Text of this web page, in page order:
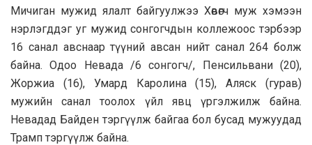
Мичиган мужид ялалт байгуулжээ Хөвөгч муж хэмээн
нэрлэгддэг уг мужид сонгогчдын коллежоос тэрбээр
16 санал авснаар түүний авсан нийт санал 264 болж
байна. Одоо Невада /6 сонгогч/, Пенсильвани (20),
Жоржиа (16), Умард Каролина (15), Аляск (гурав)
мужийн санал тоолох үйл явц үргэлжилж байна.
Невадад Байден тэргүүлж байгаа бол бусад мужуудад
Трамп тэргүүлж байна.